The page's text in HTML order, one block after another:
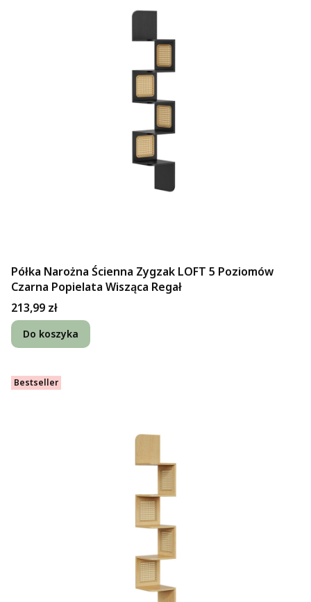
Półka Narożna Ścienna Zygzak LOFT 5 Poziomów
Czarna Popielata Wisząca Regał
Cena
213,99 zł
Do koszyka
Bestseller